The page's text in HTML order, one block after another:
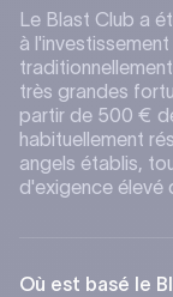
Le Blast Club a
à
très grandes
partir de 500 €
habituellement
angels établis,
d'exigence élevé
Où est basé le